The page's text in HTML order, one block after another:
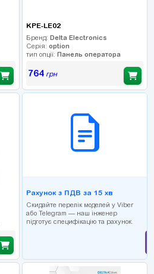
KPE-LE02
Бренд: Delta Electronics
Серія: option
тип опції: Панель оператора
764грн
Рахунок з ПДВ за 15 хв
Скидайте перелік моделей у Viber
або Telegram — наш інженер
підготує специфікацію та рахунок.